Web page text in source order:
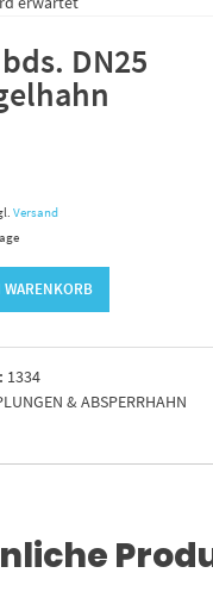
DN25
Versand
WARENKORB
1334
& ABSPERRHAHN